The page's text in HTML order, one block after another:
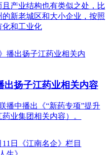
产业结构也有类似之处，比
新老城区和大小企业，按照
化和工业化
出扬子江药业相关内容
播中播出《“新药专项”提升
业集团相关内容）。